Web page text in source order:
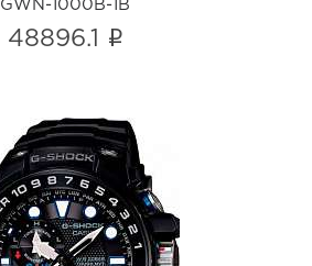
GWN-1000B-1B
48896.1 i